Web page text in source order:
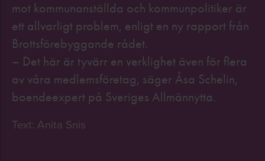
mot kommunanställda och kommunpolitiker är
ett allvarligt problem, enligt en ny rapport från
Brottsförebyggande rådet.
– Det här är tyvärr en verklighet även för flera
av våra medlemsföretag, säger Åsa Schelin,
boendeexpert på Sveriges Allmännytta.
Text: Anita Snis